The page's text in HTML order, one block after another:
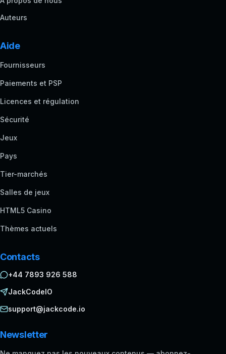
Auteurs
Aide
Fournisseurs
Paiements et PSP
Licences et régulation
Sécurité
Jeux
Pays
Tier-marchés
Salles de jeux
HTML5 Casino
Thèmes actuels
Contacts
+44 7893 926 588
JackCodeIO
support@jackcode.io
Newsletter